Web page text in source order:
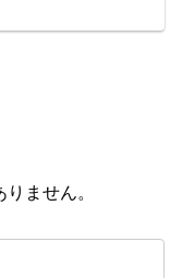
ません。